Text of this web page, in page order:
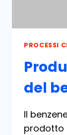
PROCESSI
del
Il
prodotto